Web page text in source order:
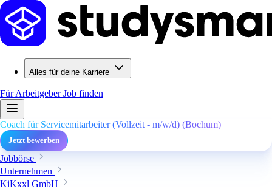
Alles für deine Karriere
Für ArbeitgeberJob finden
Coach für Servicemitarbeiter (Vollzeit - m/w/d) (Bochum)
Jetzt bewerben
Jobbörse
Unternehmen
KiKxxl GmbH